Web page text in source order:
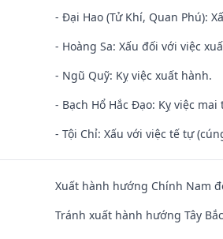
- Đại Hao (Tử Khí, Quan Phú):
- Hoàng Sa: Xấu đối với việc
- Ngũ Quỹ: Kỵ việc xuất hành.
- Bạch Hổ Hắc Đạo: Kỵ việc
- Tội Chỉ: Xấu với việc tế tự
Xuất hành hướng Chính Nam
Tránh xuất hành hướng Tây